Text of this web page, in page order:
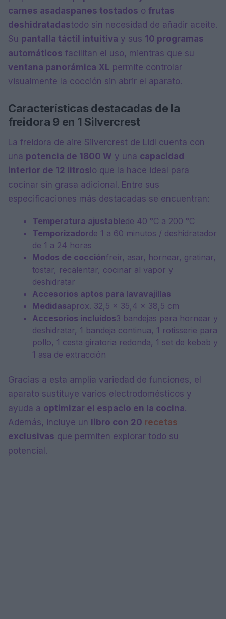
carnes asadaspanes tostados o frutas
deshidratadastodo sin necesidad de añadir aceite.
Su pantalla táctil intuitiva y sus 10 programas
automáticos facilitan el uso, mientras que su
ventana panorámica XL permite controlar
visualmente la cocción sin abrir el aparato.
Características destacadas de la
freidora 9 en 1 Silvercrest
La freidora de aire Silvercrest de Lidl cuenta con
una potencia de 1800 W y una capacidad
interior de 12 litros lo que la hace ideal para
cocinar sin grasa adicional. Entre sus
especificaciones más destacadas se encuentran:
Temperatura ajustablede 40 °C a 200 °C
Temporizadorde 1 a 60 minutos / deshidratador
de 1 a 24 horas
Modos de cocciónfreír, asar, hornear, gratinar,
tostar, recalentar, cocinar al vapor y
deshidratar
Accesorios aptos para lavavajillas
Medidasaprox. 32,5 x 35,4 x 38,5 cm
Accesorios incluidos3 bandejas para hornear y
deshidratar, 1 bandeja continua, 1 rotisserie para
pollo, 1 cesta giratoria redonda, 1 set de kebab y
1 asa de extracción
Gracias a esta amplia variedad de funciones, el
aparato sustituye varios electrodomésticos y
ayuda a optimizar el espacio en la cocina.
Además, incluye un
libro con 20 recetas
exclusivas que permiten explorar todo su
potencial.